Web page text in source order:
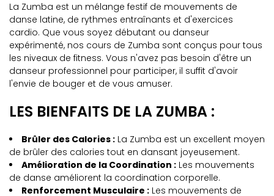
La Zumba est un mélange festif de mouvements de
danse latine, de rythmes entraînants et d'exercices
cardio. Que vous soyez débutant ou danseur
expérimenté, nos cours de Zumba sont conçus pour tous
les niveaux de fitness. Vous n'avez pas besoin d'être un
danseur professionnel pour participer, il suffit d'avoir
l'envie de bouger et de vous amuser.
LES BIENFAITS DE LA ZUMBA :
Brûler des Calories : La Zumba est un excellent moyen
de brûler des calories tout en dansant joyeusement.
Amélioration de la Coordination : Les mouvements
de danse améliorent la coordination corporelle.
Renforcement Musculaire : Les mouvements de